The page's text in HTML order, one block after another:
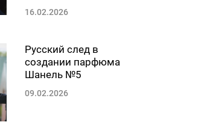
16.02.2026
Русский след в
создании парфюма
Шанель №5
09.02.2026